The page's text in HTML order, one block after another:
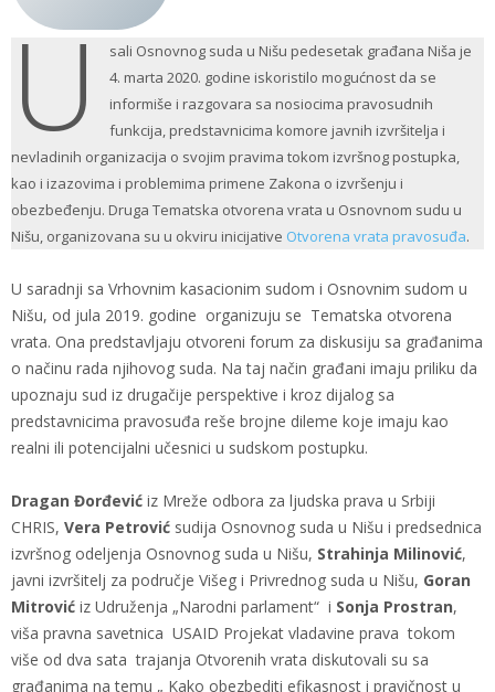
U
sali Osnovnog suda u Nišu pedesetak građana Niša je
4. marta 2020. godine iskoristilo mogućnost da se
informiše i razgovara sa nosiocima pravosudnih
funkcija, predstavnicima komore javnih izvršitelja i
nevladinih organizacija o svojim pravima tokom izvršnog postupka,
kao i izazovima i problemima primene Zakona o izvršenju i
obezbeđenju. Druga Tematska otvorena vrata u Osnovnom sudu u
Nišu, organizovana su u okviru inicijative Otvorena vrata pravosuđa.
U saradnji sa Vrhovnim kasacionim sudom i Osnovnim sudom u
Nišu, od jula 2019. godine organizuju se Tematska otvorena
vrata. Ona predstavljaju otvoreni forum za diskusiju sa građanima
o načinu rada njihovog suda. Na taj način građani imaju priliku da
upoznaju sud iz drugačije perspektive i kroz dijalog sa
predstavnicima pravosuđa reše brojne dileme koje imaju kao
realni ili potencijalni učesnici u sudskom postupku.
Dragan Đorđević iz Mreže odbora za ljudska prava u Srbiji
CHRIS, Vera Petrović sudija Osnovnog suda u Nišu i predsednica
izvršnog odeljenja Osnovnog suda u Nišu, Strahinja Milinović,
javni izvršitelj za područje Višeg i Privrednog suda u Nišu, Goran
Mitrović iz Udruženja „Narodni parlament“ i Sonja Prostran,
viša pravna savetnica USAID Projekat vladavine prava tokom
više od dva sata trajanja Otvorenih vrata diskutovali su sa
građanima na temu „ Kako obezbediti efikasnost i pravičnost u